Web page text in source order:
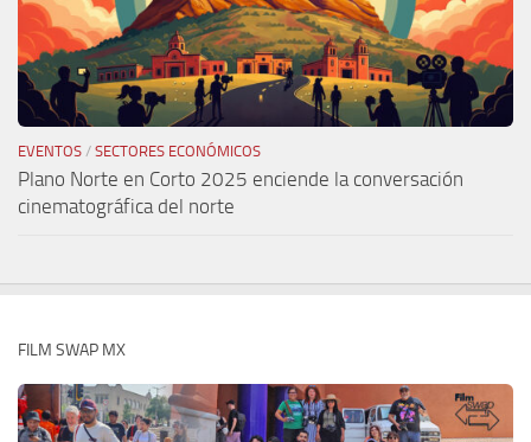
EVENTOS / SECTORES ECONÓMICOS
Plano Norte en Corto 2025 enciende la conversación
cinematográfica del norte
FILM SWAP MX